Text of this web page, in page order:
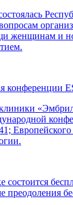
женщинам и
конференции
состоится
преодоления